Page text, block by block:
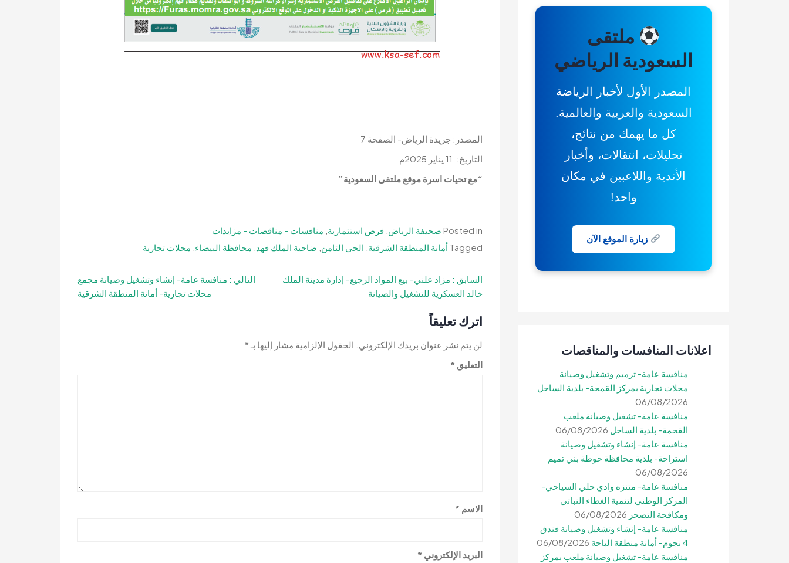
المصدر: جريدة الرياض- الصفحة 7
التاريخ: 11 يناير 2025م
“مع تحيات اسرة موقع ملتقى السعودية”
Posted in صحيفة الرياض فرص استثمارية منافسات - مناقصات - مزايدات
Tagged أمانة المنطقة الشرقية الحي الثامن ضاحية الملك فهد محافظة البيضاء محلات تجارية
تصفّح
المقالات
السابق : مزاد علني- بيع المواد الرجيع- إدارة مدينة الملك
خالد العسكرية للتشغيل والصيانة
التالي : منافسة عامة- إنشاء وتشغيل وصيانة مجمع
محلات تجارية- أمانة المنطقة الشرقية
اترك تعليقاً
لن يتم نشر عنوان بريدك الإلكتروني. الحقول الإلزامية مشار إليها بـ *
التعليق *
الاسم *
البريد الإلكتروني *
ملتقى
السعودية الرياضي
المصدر الأول لأخبار الرياضة
السعودية والعربية والعالمية.
كل ما يهمك من نتائج،
تحليلات، انتقالات، وأخبار
الأندية واللاعبين في مكان
واحد!
زيارة الموقع الآن
اعلانات المنافسات والمناقصات
منافسة عامة- ترميم وتشغيل وصيانة
محلات تجارية بمركز القمحة- بلدية الساحل
06/08/2026
منافسة عامة- تشغيل وصيانة ملعب
القحمة- بلدية الساحل 06/08/2026
منافسة عامة- إنشاء وتشغيل وصيانة
استراحة- بلدية محافظة حوطة بني تميم
06/08/2026
منافسة عامة- متنزه وادي حلي السياحي-
المركز الوطني لتنمية الغطاء النباتي
ومكافحة التصحر 06/08/2026
منافسة عامة- إنشاء وتشغيل وصيانة فندق
4 نجوم- أمانة منطقة الباحة
06/08/2026
منافسة عامة- تشغيل وصيانة ملعب بمركز